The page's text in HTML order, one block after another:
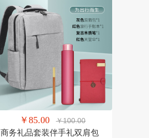
￥85.00 ￥100.00
商务礼品套装伴手礼双肩包